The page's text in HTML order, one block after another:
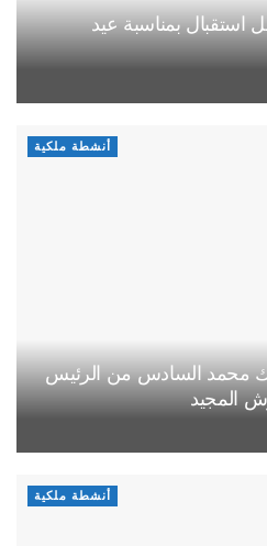
استقبال بمناسبة عيد
أنشطة ملكية
محمد السادس من الرئيس
المجيد
أنشطة ملكية